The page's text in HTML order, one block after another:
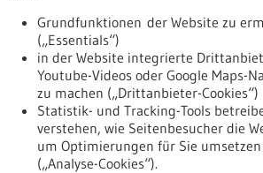
Nach oben
Grundfunktionen der Website zu
(„Essentials“)
in der Website integrierte
Youtube-Videos oder Google Maps-
zu machen („Drittanbieter-Cookies“)
Statistik- und Tracking-Tools
verstehen, wie Seitenbesucher die
um Optimierungen für Sie
(„Analyse-Cookies“).